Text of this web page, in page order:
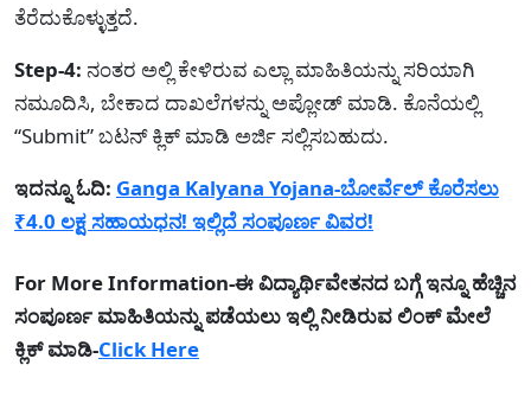
ತೆರೆದುಕೊಳ್ಳುತ್ತದೆ.
Step-4: ನಂತರ ಅಲ್ಲಿ ಕೇಳಿರುವ ಎಲ್ಲಾ ಮಾಹಿತಿಯನ್ನು ಸರಿಯಾಗಿ
ನಮೂದಿಸಿ, ಬೇಕಾದ ದಾಖಲೆಗಳನ್ನು ಅಪ್ಲೋಡ್ ಮಾಡಿ. ಕೊನೆಯಲ್ಲಿ
“Submit” ಬಟನ್ ಕ್ಲಿಕ್ ಮಾಡಿ ಅರ್ಜಿ ಸಲ್ಲಿಸಬಹುದು.
ಇದನ್ನೂ ಓದಿ: Ganga Kalyana Yojana-ಬೋರ್ವೆಲ್ ಕೊರೆಸಲು
₹4.0 ಲಕ್ಷ ಸಹಾಯಧನ! ಇಲ್ಲಿದೆ ಸಂಪೂರ್ಣ ವಿವರ!
For More Information-ಈ ವಿದ್ಯಾರ್ಥಿವೇತನದ ಬಗ್ಗೆ ಇನ್ನೂ ಹೆಚ್ಚಿನ
ಸಂಪೂರ್ಣ ಮಾಹಿತಿಯನ್ನು ಪಡೆಯಲು ಇಲ್ಲಿ ನೀಡಿರುವ ಲಿಂಕ್ ಮೇಲೆ
ಕ್ಲಿಕ್ ಮಾಡಿ-Click Here